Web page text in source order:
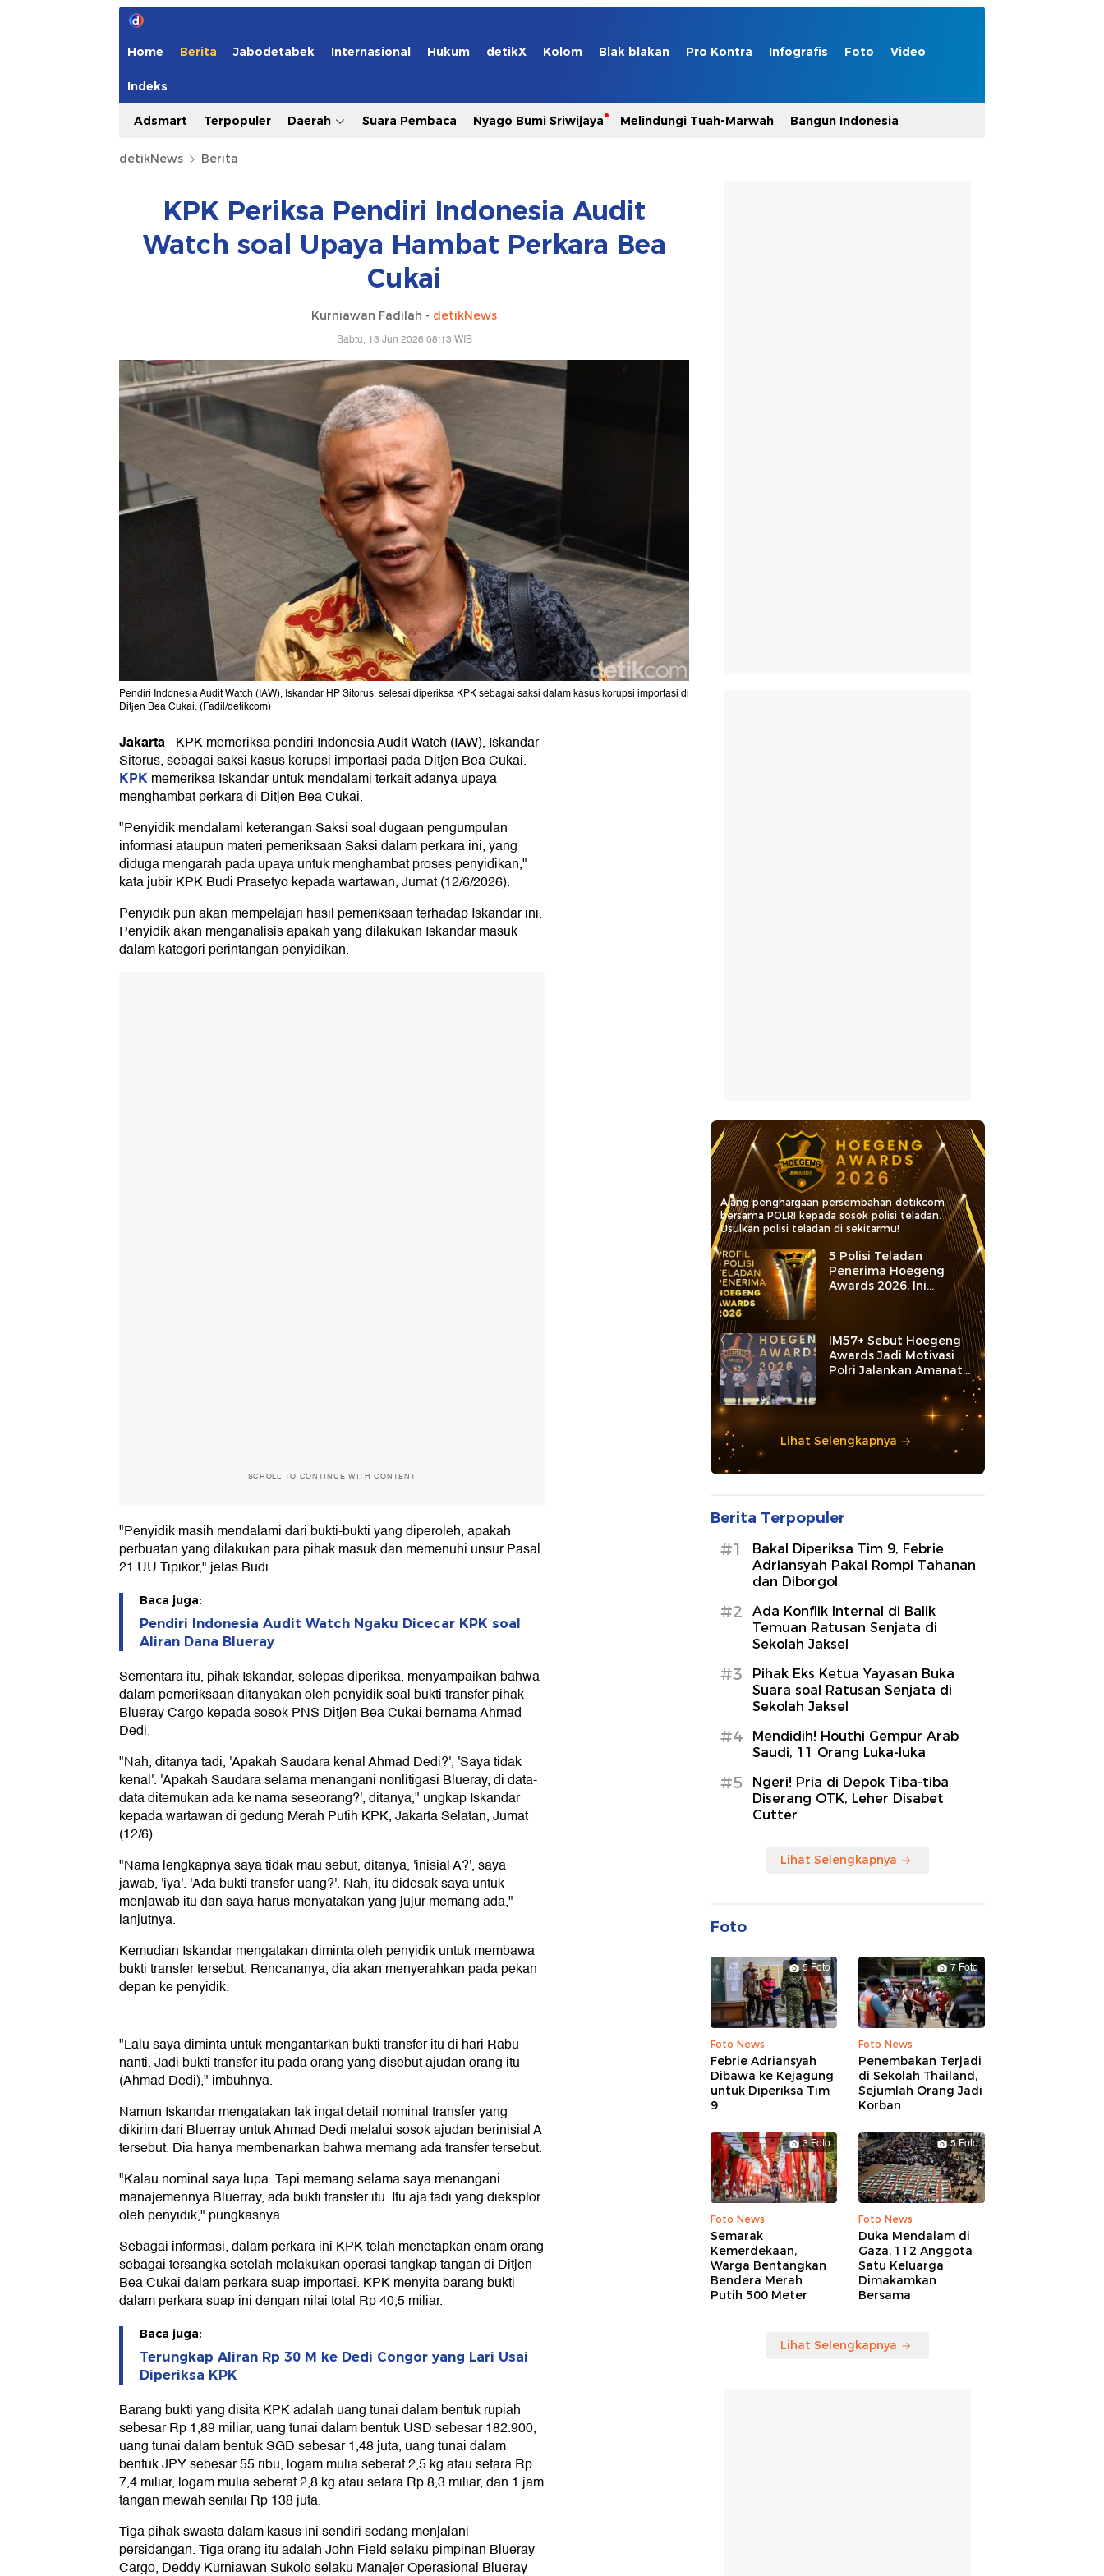
Home Berita Jabodetabek Internasional Hukum detikX Kolom Blak blakan Pro Kontra Infografis Foto Video
Indeks
Adsmart Terpopuler Daerah Suara Pembaca Nyago Bumi Sriwijaya Melindungi Tuah-Marwah Bangun Indonesia
detikNews Berita
KPK Periksa Pendiri Indonesia Audit
Watch soal Upaya Hambat Perkara Bea
Cukai
Kurniawan Fadilah - detikNews
Sabtu, 13 Jun 2026 08:13 WIB
Pendiri Indonesia Audit Watch (IAW), Iskandar HP Sitorus, selesai diperiksa KPK sebagai saksi dalam kasus korupsi importasi di
Ditjen Bea Cukai. (Fadil/detikcom)
Jakarta-KPK memeriksa pendiri Indonesia Audit Watch (IAW), Iskandar
Sitorus, sebagai saksi kasus korupsi importasi pada Ditjen Bea Cukai.
KPKmemeriksa Iskandar untuk mendalami terkait adanya upaya
menghambat perkara di Ditjen Bea Cukai.
"Penyidik mendalami keterangan Saksi soal dugaan pengumpulan
informasi ataupun materi pemeriksaan Saksi dalam perkara ini, yang
diduga mengarah pada upaya untuk menghambat proses penyidikan,"
kata jubir KPK Budi Prasetyo kepada wartawan, Jumat (12/6/2026).
Penyidik pun akan mempelajari hasil pemeriksaan terhadap Iskandar ini.
Penyidik akan menganalisis apakah yang dilakukan Iskandar masuk
dalam kategori perintangan penyidikan.
SCROLL TO CONTINUE WITH CONTENT
"Penyidik masih mendalami dari bukti-bukti yang diperoleh, apakah
perbuatan yang dilakukan para pihak masuk dan memenuhi unsur Pasal
21 UU Tipikor," jelas Budi.
Baca juga:
Pendiri Indonesia Audit Watch Ngaku Dicecar KPK soal
Aliran Dana Blueray
Sementara itu, pihak Iskandar, selepas diperiksa, menyampaikan bahwa
dalam pemeriksaan ditanyakan oleh penyidik soal bukti transfer pihak
Blueray Cargo kepada sosok PNS Ditjen Bea Cukai bernama Ahmad
Dedi.
"Nah, ditanya tadi, 'Apakah Saudara kenal Ahmad Dedi?', 'Saya tidak
kenal'. 'Apakah Saudara selama menangani nonlitigasi Blueray, di data-
data ditemukan ada ke nama seseorang?', ditanya," ungkap Iskandar
kepada wartawan di gedung Merah Putih KPK, Jakarta Selatan, Jumat
(12/6).
"Nama lengkapnya saya tidak mau sebut, ditanya, 'inisial A?', saya
jawab, 'iya'. 'Ada bukti transfer uang?'. Nah, itu didesak saya untuk
menjawab itu dan saya harus menyatakan yang jujur memang ada,"
lanjutnya.
Kemudian Iskandar mengatakan diminta oleh penyidik untuk membawa
bukti transfer tersebut. Rencananya, dia akan menyerahkan pada pekan
depan ke penyidik.
"Lalu saya diminta untuk mengantarkan bukti transfer itu di hari Rabu
nanti. Jadi bukti transfer itu pada orang yang disebut ajudan orang itu
(Ahmad Dedi)," imbuhnya.
Namun Iskandar mengatakan tak ingat detail nominal transfer yang
dikirim dari Bluerray untuk Ahmad Dedi melalui sosok ajudan berinisial A
tersebut. Dia hanya membenarkan bahwa memang ada transfer tersebut.
"Kalau nominal saya lupa. Tapi memang selama saya menangani
manajemennya Bluerray, ada bukti transfer itu. Itu aja tadi yang dieksplor
oleh penyidik," pungkasnya.
Sebagai informasi, dalam perkara ini KPK telah menetapkan enam orang
sebagai tersangka setelah melakukan operasi tangkap tangan di Ditjen
Bea Cukai dalam perkara suap importasi. KPK menyita barang bukti
dalam perkara suap ini dengan nilai total Rp 40,5 miliar.
Baca juga:
Terungkap Aliran Rp 30 M ke Dedi Congor yang Lari Usai
Diperiksa KPK
Barang bukti yang disita KPK adalah uang tunai dalam bentuk rupiah
sebesar Rp 1,89 miliar, uang tunai dalam bentuk USD sebesar 182.900,
uang tunai dalam bentuk SGD sebesar 1,48 juta, uang tunai dalam
bentuk JPY sebesar 55 ribu, logam mulia seberat 2,5 kg atau setara Rp
7,4 miliar, logam mulia seberat 2,8 kg atau setara Rp 8,3 miliar, dan 1 jam
tangan mewah senilai Rp 138 juta.
Tiga pihak swasta dalam kasus ini sendiri sedang menjalani
persidangan. Tiga orang itu adalah John Field selaku pimpinan Blueray
Cargo, Deddy Kurniawan Sukolo selaku Manajer Operasional Blueray
Ajang penghargaan persembahan detikcom
bersama POLRI kepada sosok polisi teladan.
Usulkan polisi teladan di sekitarmu!
5 Polisi Teladan
Penerima Hoegeng
Awards 2026, Ini
Kategori dan Kiprahnya
IM57+ Sebut Hoegeng
Awards Jadi Motivasi
Polri Jalankan Amanat
Lihat Selengkapnya
Berita Terpopuler
#1
Bakal Diperiksa Tim 9, Febrie
Adriansyah Pakai Rompi Tahanan
dan Diborgol
#2
Ada Konflik Internal di Balik
Temuan Ratusan Senjata di
Sekolah Jaksel
#3
Pihak Eks Ketua Yayasan Buka
Suara soal Ratusan Senjata di
Sekolah Jaksel
#4
Mendidih! Houthi Gempur Arab
Saudi, 11 Orang Luka-luka
#5
Ngeri! Pria di Depok Tiba-tiba
Diserang OTK, Leher Disabet
Cutter
Lihat Selengkapnya
Foto
5 Foto
Foto News
Febrie Adriansyah
Dibawa ke Kejagung
untuk Diperiksa Tim
9
7 Foto
Foto News
Penembakan Terjadi
di Sekolah Thailand,
Sejumlah Orang Jadi
Korban
3 Foto
Foto News
Semarak
Kemerdekaan,
Warga Bentangkan
Bendera Merah
Putih 500 Meter
5 Foto
Foto News
Duka Mendalam di
Gaza, 112 Anggota
Satu Keluarga
Dimakamkan
Bersama
Lihat Selengkapnya